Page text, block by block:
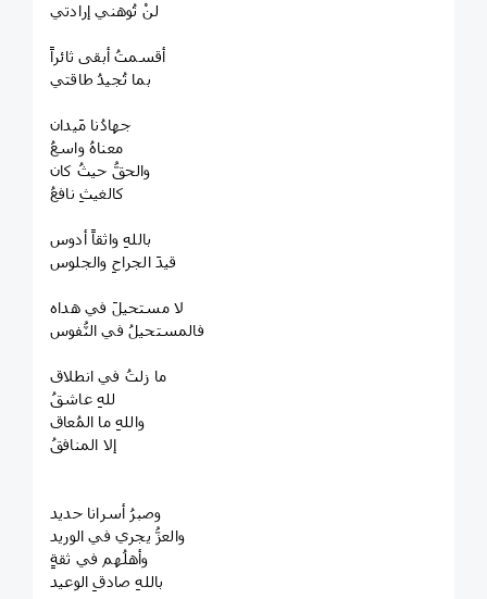
لنْ تُوهني إرادتي
أقسمتُ أبقى ثائراً
بما تُجيدُ طاقتي
جهادُنا مَيدان
معناهُ واسعُ
والحقُّ حيثُ كان
كالغيثِ نافعُ
باللهِ واثقاً أدوس
قيدَ الجراحِ والجلوس
فالمستحيلُ في النُّفوس
ما زلتُ في انطلاق
للهِ عاشقُ
واللهِ ما المُعاق
إلا المنافقُ
وصبرُ أسرانا حديد
والعزُّ يجري في الوريد
وأهلُهم في ثقةٍ
باللهِ صادقِ الوعيد